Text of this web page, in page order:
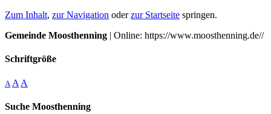
Zum Inhalt, zur Navigation oderzur Startseite springen.
Gemeinde Moosthenning | Online: https://www.moosthenning.de//
Schriftgröße
A A A
Suche Moosthenning